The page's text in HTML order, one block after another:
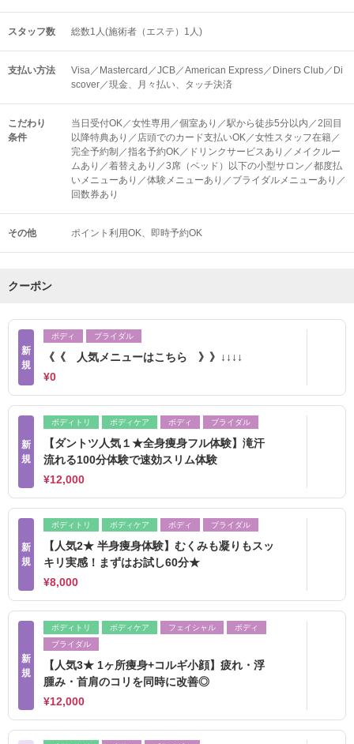
スタッフ数 総数1人(施術者（エステ）1人)
支払い方法
Visa／Mastercard／JCB／American Express／Diners Club／Di
scover／現金、月々払い、タッチ決済
こだわり
条件
当日受付OK／女性専用／個室あり／駅から徒歩5分以内／2回目
以降特典あり／店頭でのカード支払いOK／女性スタッフ在籍／
完全予約制／指名予約OK／ドリンクサービスあり／メイクルー
ムあり／着替えあり／3席（ベッド）以下の小型サロン／都度払
いメニューあり／体験メニューあり／ブライダルメニューあり／
回数券あり
その他 ポイント利用OK 即時予約OK
クーポン
新
規
ボディ ブライダル
《《 人気メニューはこちら 》》↓↓↓↓
¥0
新
規
ボディトリ ボディケア ボディ ブライダル
【ダントツ人気１★全身痩身フル体験】滝汗
流れる100分体験で速効スリム体験
¥12,000
新
規
ボディトリ ボディケア ボディ ブライダル
【人気2★ 半身痩身体験】むくみも凝りもスッ
キリ実感！まずはお試し60分★
¥8,000
新
規
ボディトリ ボディケア フェイシャル
ボディ
ブライダル
【人気3★ 1ヶ所痩身+コルギ小顔】疲れ・浮
腫み・首肩のコリを同時に改善◎
¥12,000